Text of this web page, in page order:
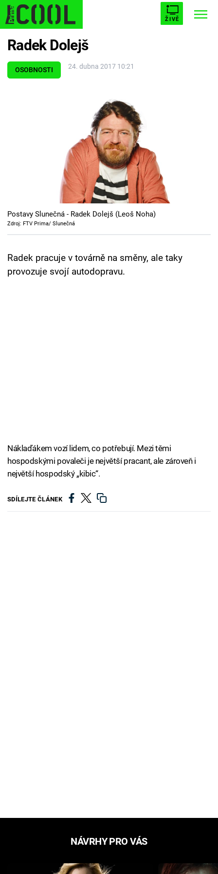
ŽIVĚ
Trendy: STARHOUSE BUFFY, PŘEMOŽITELKA UPÍRŮ
ESCAPE PLNEJ KOTEL AVENGERS 5
Cool Esport
Pořady
TV Program
OSOBNOSTI 24. dubna 2017 10:21
Radek Dolejš
Postavy Slunečná - Radek Dolejš (Leoš Noha)
Zdroj: FTV Prima/ Slunečná
Radek pracuje v továrně na směny, ale taky
provozuje svojí autodopravu.
Náklaďákem vozí lidem, co potřebují. Mezi těmi
hospodskými povaleči je největší pracant, ale zároveň i
největší hospodský „kibic“.
SDÍLEJTE ČLÁNEK
NÁVRHY PRO VÁS